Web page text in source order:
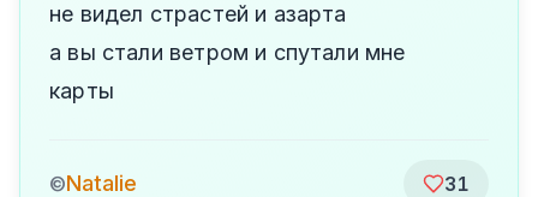
не видел страстей и азарта
а вы стали ветром и спутали мне
карты
©Natalie 31